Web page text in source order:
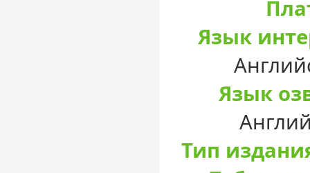
Язык
Язык
Тип